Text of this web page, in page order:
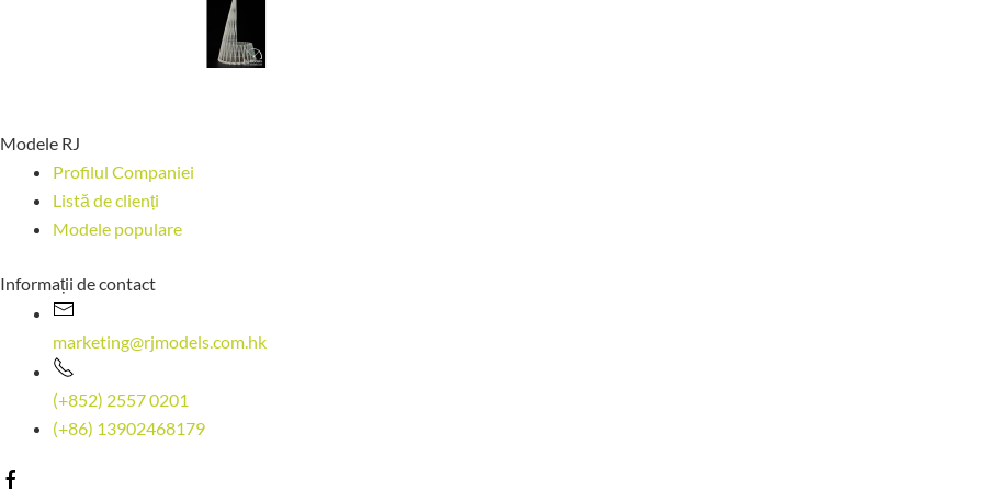
Modele RJ
Profilul Companiei
Listă de clienți
Modele populare
Informații de contact
marketing@rjmodels.com.hk
(+852) 2557 0201
(+86) 13902468179